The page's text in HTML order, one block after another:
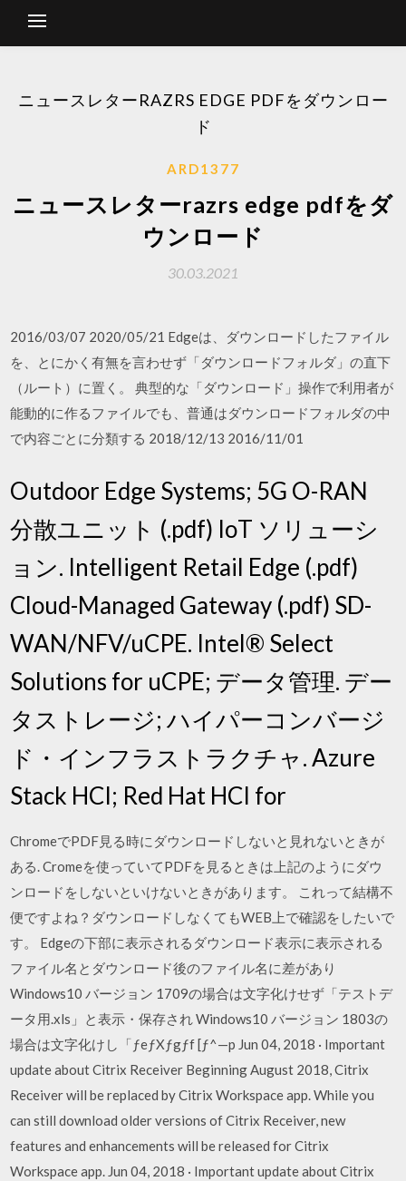
ニュースレターRAZRS EDGE PDFをダウンロー
ド
ARD1377
ニュースレターrazrs edge pdfをダ
ウンロード
30.03.2021
2016/03/07 2020/05/21 Edgeは、ダウンロードしたファイル
を、とにかく有無を言わせず「ダウンロードフォルダ」の直下
（ルート）に置く。 典型的な「ダウンロード」操作で利用者が
能動的に作るファイルでも、普通はダウンロードフォルダの中
で内容ごとに分類する 2018/12/13 2016/11/01
Outdoor Edge Systems; 5G O-RAN
分散ユニット (.pdf) IoT ソリューシ
ョン. Intelligent Retail Edge (.pdf)
Cloud-Managed Gateway (.pdf) SD-
WAN/NFV/uCPE. Intel® Select
Solutions for uCPE; データ管理. デー
タストレージ; ハイパーコンバージ
ド・インフラストラクチャ. Azure
Stack HCI; Red Hat HCI for
ChromeでPDF見る時にダウンロードしないと見れないときが
ある. Cromeを使っていてPDFを見るときは上記のようにダウ
ンロードをしないといけないときがあります。 これって結構不
便ですよね？ダウンロードしなくてもWEB上で確認をしたいで
す。 Edgeの下部に表示されるダウンロード表示に表示される
ファイル名とダウンロード後のファイル名に差があり
Windows10 バージョン 1709の場合は文字化けせず「テストデ
ータ用.xls」と表示・保存され Windows10 バージョン 1803の
場合は文字化けし「ƒeƒXƒgƒf [ƒ^—p Jun 04, 2018 · Important
update about Citrix Receiver Beginning August 2018, Citrix
Receiver will be replaced by Citrix Workspace app. While you
can still download older versions of Citrix Receiver, new
features and enhancements will be released for Citrix
Workspace app. Jun 04, 2018 · Important update about Citrix